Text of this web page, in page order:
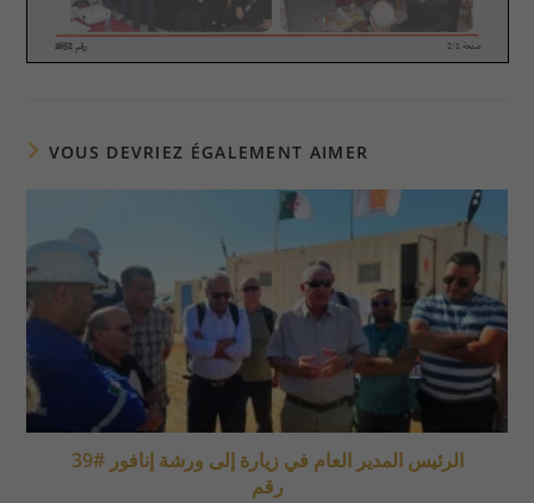
VOUS DEVRIEZ ÉGALEMENT AIMER
الرئيس المدير العام في زيارة إلى ورشة إنافور #39
رقم